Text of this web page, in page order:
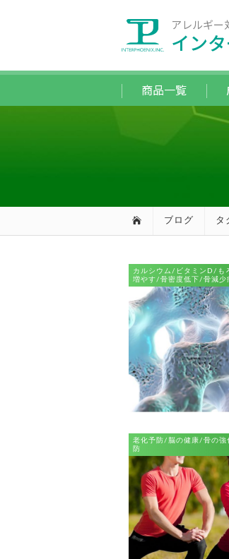
アレルギー
イン
商品一覧
ブログ タ
カルシウム/ビタミンD/も
増やす/骨密度低下/骨減少
老化予防/脳の健康/骨の
防